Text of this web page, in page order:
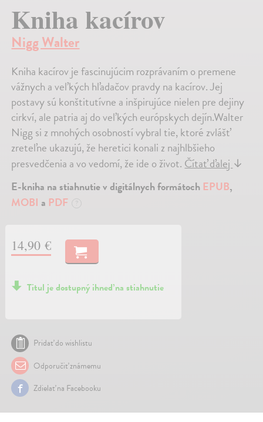
Kniha kacírov
Nigg Walter
Kniha kacírov je fascinujúcim rozprávaním o premene
vážnych a veľkých hľadačov pravdy na kacírov. Jej
postavy sú konštitutívne a inšpirujúce nielen pre dejiny
cirkví, ale patria aj do veľkých európskych dejín.Walter
Nigg si z mnohých osobností vybral tie, ktoré zvlášť
zreteľne ukazujú, že heretici konali z najhlbšieho
presvedčenia a vo vedomí, že ide o život.Čítať ďalej↓
E-kniha na stiahnutie v digitálnych formátoch EPUB,
MOBI a PDF ?
14,90 €
Titul je dostupný ihneď na stiahnutie
Pridať do wishlistu
Odporučiť známemu
Zdielať na Facebooku